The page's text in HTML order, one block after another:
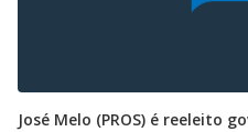
José Melo (PROS) é reeleito